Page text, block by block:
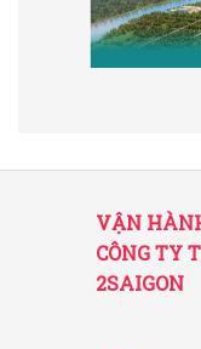
VẬN
CÔNG TY
2SAIGON